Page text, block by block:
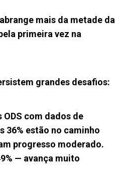
mais da metade da
primeira vez na
grandes desafios:
ODS com dados de
36% estão no caminho
progresso moderado.
— avança muito